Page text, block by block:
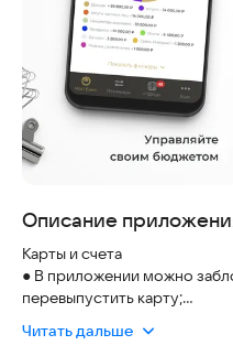
Описание
Карты и счета
● В приложении можно
перевыпустить карту;
операций;
Читать дальше